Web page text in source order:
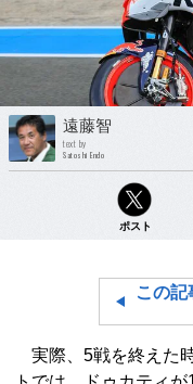
遠藤智
text by
Satoshi Endo
ポスト
この
実際、5戦を終えた